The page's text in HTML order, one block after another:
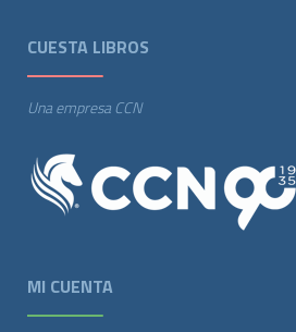
CUESTA LIBROS
Una empresa CCN
MI CUENTA